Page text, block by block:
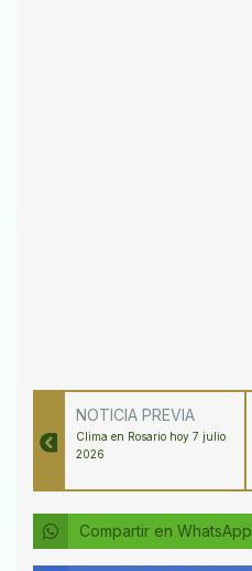
NOTICIA PREVIA
Clima en Rosario hoy 7 julio
2026
Compartir en WhatsApp